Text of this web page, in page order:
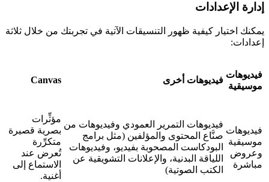
إدارة الإعدادات
يمكنك اختيار كيفية ظهور التنسيقات الآتية في تجربتك من خلال ثلاثة
إعدادات:
فيديوهات
موسيقية
فيديوهات أخرى Canvas
فيديوهات
موسيقية
وعروض
مباشرة
فيديوهات التمرير العمودي وفيديوهات من
صنَّاع المحتوى والمؤلفين (مثل برامج
البودكاست المصحوبة بفيديو، وفيديوهات
اللياقة البدنية، والإعلانات التشويقية عن
الكتب الصوتية)
مؤثِّرات
بصرية قصيرة
متكرِّرة
تُعرض عند
الاستماع إلى
أغنية.